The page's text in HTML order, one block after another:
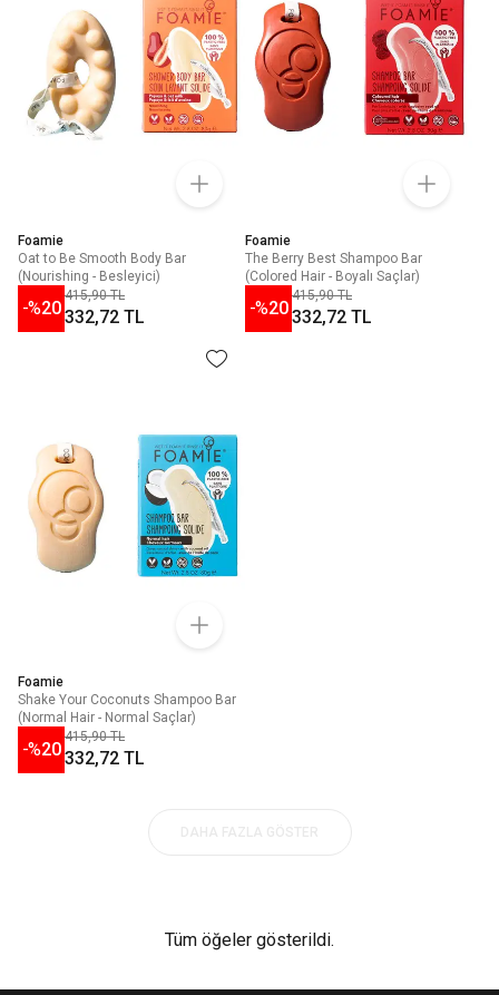
Foamie
Oat to Be Smooth Body Bar
(Nourishing - Besleyici)
-%20
415,90 TL
332,72 TL
Foamie
The Berry Best Shampoo Bar
(Colored Hair - Boyalı Saçlar)
-%20
415,90 TL
332,72 TL
Foamie
Shake Your Coconuts Shampoo Bar
(Normal Hair - Normal Saçlar)
-%20
415,90 TL
332,72 TL
Tüm öğeler gösterildi.